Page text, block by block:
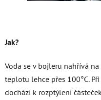
Jak?
Voda se v bojleru nahřívá
teplotu lehce přes 100°C.
dochází k rozptýlení